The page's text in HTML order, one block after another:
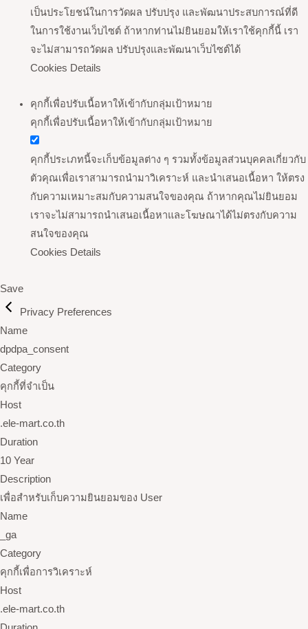
เป็นประโยชน์ในการวัดผล ปรับปรุง และพัฒนาประสบการณ์ที่ดี
ในการใช้งานเว็บไซต์ ถ้าหากท่านไม่ยินยอมให้เราใช้คุกกี้นี้ เรา
จะไม่สามารถวัดผล ปรับปรุงและพัฒนาเว็บไซต์ได้
Cookies Details
คุกกี้เพื่อปรับเนื้อหาให้เข้ากับกลุ่มเป้าหมาย
คุกกี้เพื่อปรับเนื้อหาให้เข้ากับกลุ่มเป้าหมาย
คุกกี้ประเภทนี้จะเก็บข้อมูลต่าง ๆ รวมทั้งข้อมูลส่วนบุคคลเกี่ยวกับ
ตัวคุณเพื่อเราสามารถนำมาวิเคราะห์ และนำเสนอเนื้อหา ให้ตรง
กับความเหมาะสมกับความสนใจของคุณ ถ้าหากคุณไม่ยินยอม
เราจะไม่สามารถนำเสนอเนื้อหาและโฆษณาได้ไม่ตรงกับความ
สนใจของคุณ
Cookies Details
Save
Privacy Preferences
Name
dpdpa_consent
Category
คุกกี้ที่จำเป็น
Host
.ele-mart.co.th
Duration
10 Year
Description
เพื่อสำหรับเก็บความยินยอมของ User
Name
_ga
Category
คุกกี้เพื่อการวิเคราะห์
Host
.ele-mart.co.th